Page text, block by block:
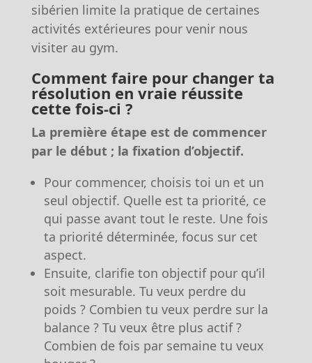
sibérien limite la pratique de certaines
activités extérieures pour venir nous
visiter au gym.
Comment faire pour changer ta
résolution en vraie réussite
cette fois-ci ?
La première étape est de commencer
par le début ; la fixation d’objectif.
Pour commencer, choisis toi un et un
seul objectif. Quelle est ta priorité, ce
qui passe avant tout le reste. Une fois
ta priorité déterminée, focus sur cet
aspect.
Ensuite, clarifie ton objectif pour qu’il
soit mesurable. Tu veux perdre du
poids ? Combien tu veux perdre sur la
balance ? Tu veux être plus actif ?
Combien de fois par semaine tu veux